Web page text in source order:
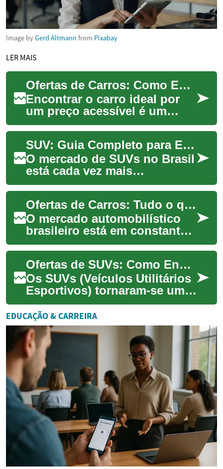
Image byGerd Altmann from Pixabay
LER MAIS
Ofertas de Carros: Como Encontrar as Melhores Oportunidades
Encontrar o carro ideal por
um preço acessível é um
desafio que muitos
compradores enfrentam. Com
tantas opções dispo...
SUV: Guia Completo para Encontrar as Melhores Ofertas no Brasil
O mercado de SUVs no Brasil
está cada vez mais
competitivo, oferecendo uma
ampla variedade de opções
para diferentes ...
Ofertas de Carros: Tudo o que Você Precisa Saber Sobre o Chevrolet Onix
O mercado automobilístico
brasileiro está em constante
evolução, e uma das estrelas
que brilha intensamente
nesse cen...
Ofertas de SUVs: Como Encontrar o Melhor Negócio para Você
Os SUVs (Veículos Utilitários
Esportivos) tornaram-se uma
escolha popular entre os
consumidores brasileiros nos
últim...
EDUCAÇÃO & CARREIRA